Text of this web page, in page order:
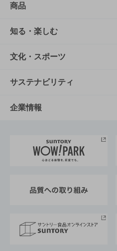
商品
商品TOP
商品一覧
商品発売情報
栄養成分一覧
知る・楽しむ
知る・楽しむTOP
キャンペーン
工場見学
地域情報
文化・スポーツ
文化・スポーツTOP
サントリーホール
サントリーサンバーズ大阪
サステナビリティ
サステナビリティTOP
サントリーが考えるサス
企業情報
企業概要
採用情報